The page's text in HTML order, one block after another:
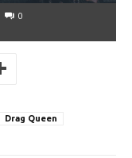
0
Drag Queen